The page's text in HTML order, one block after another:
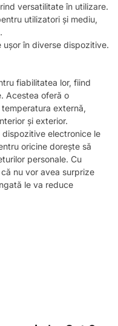
versatilitate în utilizare.
utilizatori și mediu,
în diverse dispozitive.
fiabilitatea lor, fiind
Acestea oferă o
externă,
și exterior.
electronice le
oricine dorește să
personale. Cu
nu vor avea surprize
le va reduce